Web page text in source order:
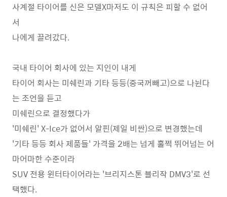
사계절 타이어를 신은 모델X마저도 이 규칙은 피할 수 없어
서
나에게 끌려갔다.
국내 타이어 회사에 있는 지인이 내게
타이어 회사는 미쉐린과 기타 등등(중국꺼빼고)으로 나뉜다
는 조언을 듣고
미쉐린으로 결정했다가
'미쉐린' X-Ice가 없어서 알핀(제일 비싼)으로 변경했는데
'기타 등등 회사 제품들' 가격을 2배는 넘게 훌쩍 뛰어넘는 어
마어마한 수준이라
SUV 전용 윈터타이어라는 '브리지스톤 블리작 DMV3'로 선
택했다.